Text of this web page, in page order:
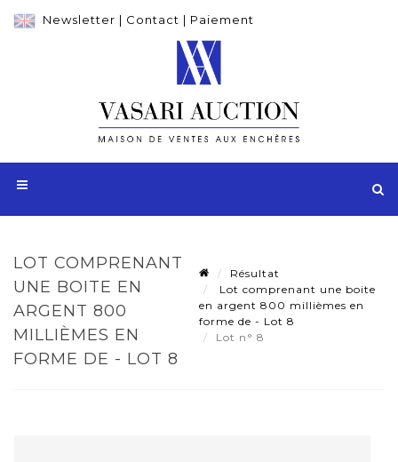
Newsletter | Contact | Paiement
LOT COMPRENANT
UNE BOITE EN
ARGENT 800
MILLIÈMES EN
FORME DE - LOT 8
Résultat
Lot comprenant une boite
en argent 800 millièmes en
forme de - Lot 8
Lot n° 8